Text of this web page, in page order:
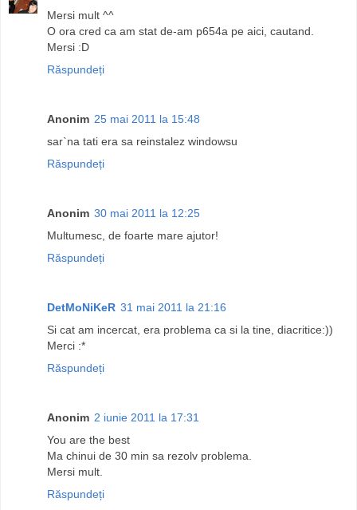
Mersi mult ^^
O ora cred ca am stat de-am p654a pe aici, cautand.
Mersi :D
Răspundeți
Anonim 25 mai 2011 la 15:48
sar`na tati era sa reinstalez windowsu
Răspundeți
Anonim 30 mai 2011 la 12:25
Multumesc, de foarte mare ajutor!
Răspundeți
DetMoNiKeR 31 mai 2011 la 21:16
Si cat am incercat, era problema ca si la tine, diacritice:))
Merci :*
Răspundeți
Anonim 2 iunie 2011 la 17:31
You are the best
Ma chinui de 30 min sa rezolv problema.
Mersi mult.
Răspundeți